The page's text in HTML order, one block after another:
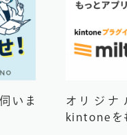
いま
オリジナ
kintoneを